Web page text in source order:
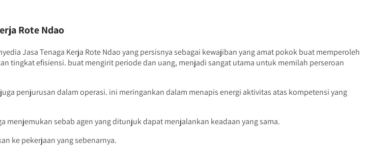
Rote Ndao
Jasa Tenaga Kerja Rote Ndao yang persisnya sebagai kewajiban yang amat pokok buat memperoleh
tingkat efisiensi. buat mengirit periode dan uang, menjadi sangat utama untuk memilah perseroan
penjurusan dalam operasi. ini meringankan dalam menapis energi aktivitas atas kompetensi yang
sebab agen yang ditunjuk dapat menjalankan keadaan yang sama.
ke pekerjaan yang sebenarnya.